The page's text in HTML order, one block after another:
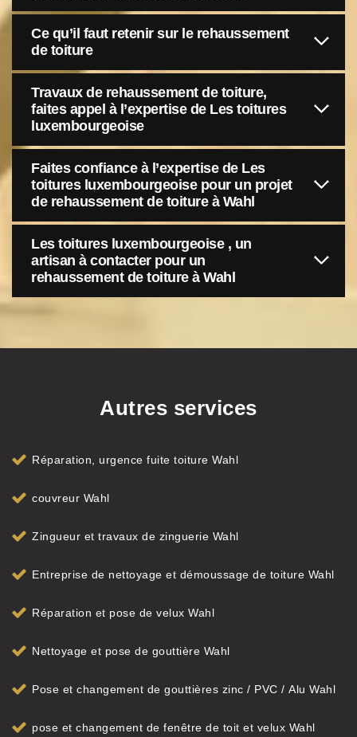
Ce qu’il faut retenir sur le rehaussement
de toiture
Travaux de rehaussement de toiture,
faites appel à l’expertise de Les toitures
luxembourgeoise
Faites confiance à l’expertise de Les
toitures luxembourgeoise pour un projet
de rehaussement de toiture à Wahl
Les toitures luxembourgeoise , un
artisan à contacter pour un
rehaussement de toiture à Wahl
Autres services
Réparation, urgence fuite toiture Wahl
couvreur Wahl
Zingueur et travaux de zinguerie Wahl
Entreprise de nettoyage et démoussage de toiture Wahl
Réparation et pose de velux Wahl
Nettoyage et pose de gouttière Wahl
Pose et changement de gouttières zinc / PVC / Alu Wahl
pose et changement de fenêtre de toit et velux Wahl